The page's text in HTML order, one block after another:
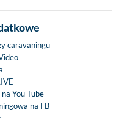
caravaningu
You Tube
na FB